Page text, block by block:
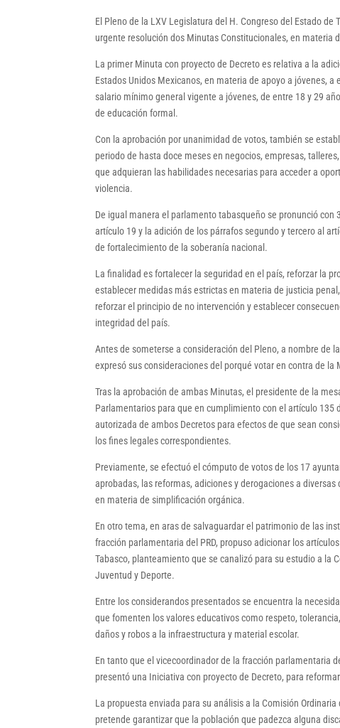
El Pleno de la LXV Legislatura del H. Congreso del Estado
urgente resolución dos Minutas Constitucionales, en materia
La primer Minuta con proyecto de Decreto es relativa a la
Estados Unidos Mexicanos, en materia de apoyo a jóvenes,
salario mínimo general vigente a jóvenes, de entre 18 y 29
de educación formal.
Con la aprobación por unanimidad de votos, también se
periodo de hasta doce meses en negocios, empresas,
que adquieran las habilidades necesarias para acceder a
violencia.
De igual manera el parlamento tabasqueño se pronunció
artículo 19 y la adición de los párrafos segundo y tercero al
de fortalecimiento de la soberanía nacional.
La finalidad es fortalecer la seguridad en el país, reforzar la
establecer medidas más estrictas en materia de justicia
reforzar el principio de no intervención y establecer
integridad del país.
Antes de someterse a consideración del Pleno, a nombre de
expresó sus consideraciones del porqué votar en contra de la
Tras la aprobación de ambas Minutas, el presidente de la
Parlamentarios para que en cumplimiento con el artículo 135
autorizada de ambos Decretos para efectos de que sean
los fines legales correspondientes.
Previamente, se efectuó el cómputo de votos de los 17
aprobadas, las reformas, adiciones y derogaciones a
en materia de simplificación orgánica.
En otro tema, en aras de salvaguardar el patrimonio de las
fracción parlamentaria del PRD, propuso adicionar los
Tabasco, planteamiento que se canalizó para su estudio a la
Juventud y Deporte.
Entre los considerandos presentados se encuentra la
que fomenten los valores educativos como respeto,
daños y robos a la infraestructura y material escolar.
En tanto que el vicecoordinador de la fracción parlamentaria
presentó una Iniciativa con proyecto de Decreto, para
La propuesta enviada para su análisis a la Comisión
pretende garantizar que la población que padezca alguna